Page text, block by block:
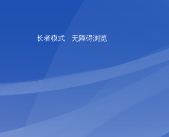
无障碍浏览
长者模式